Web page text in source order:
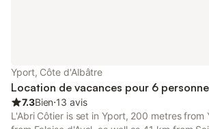
Yport, Côte d'Albâtre
Location de vacances pour 6
7.3Bien⋅13 avis
L'Abri Côtier is set in Yport, 200 metres from